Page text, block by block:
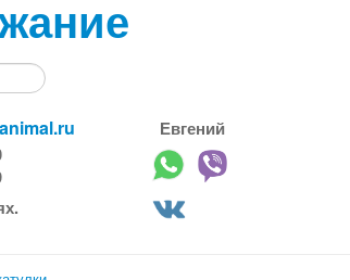
Евгений